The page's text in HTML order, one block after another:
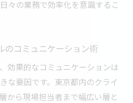
々の業務で効率化を意識するこ
のコミュニケーション術
効果的なコミュニケーションは
な要因です。東京都内のクライ
から現場担当者まで幅広い層と